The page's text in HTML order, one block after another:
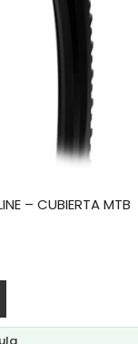
– CUBIERTA MTB